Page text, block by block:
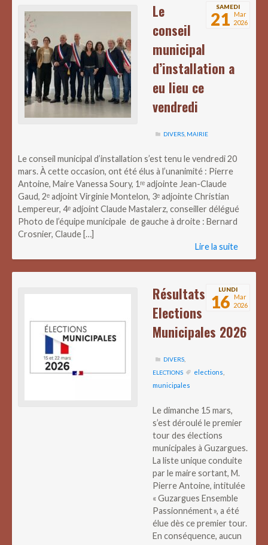
SAMEDI
21 Mar
2026
Le
conseil
municipal
d’installation a
eu lieu ce
vendredi
DIVERS MAIRIE
Le conseil municipal d’installation s’est tenu le vendredi 20
mars. À cette occasion, ont été élus à l’unanimité : Pierre
Antoine, Maire Vanessa Soury, 1ʳᵉ adjointe Jean-Claude
Gaud, 2ᵉ adjoint Virginie Montelon, 3ᵉ adjointe Christian
Lempereur, 4ᵉ adjoint Claude Mastalerz, conseiller délégué
Photo de l’équipe municipale de gauche à droite : Bernard
Crosnier, Claude […]
Lire la suite
LUNDI
16 Mar
2026
Résultats
Elections
Municipales 2026
DIVERS
ELECTIONS
elections
municipales
Le dimanche 15 mars,
s’est déroulé le premier
tour des élections
municipales à Guzargues.
La liste unique conduite
par le maire sortant, M.
Pierre Antoine, intitulée
« Guzargues Ensemble
Passionnément », a été
élue dès ce premier tour.
En conséquence, aucun